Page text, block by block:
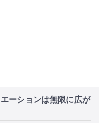
ーションは無限に広が